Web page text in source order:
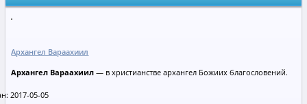
Архангел Вараахиил
Архангел Вараахиил — в христианстве архангел Божиих благословений.
2017-05-05